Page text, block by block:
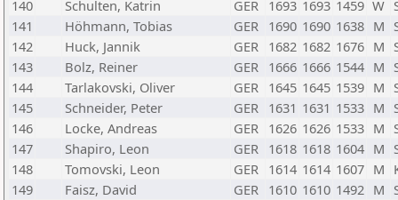
140
Schulten, Katrin GER 1693 1693 1459 W
141
Höhmann, Tobias GER 1690 1690 1638 M
142
Huck, Jannik GER 1682 1682 1676 M
143
Bolz, Reiner GER 1666 1666 1544 M
144
Tarlakovski, Oliver GER 1645 1645 1539 M
145
Schneider, Peter GER 1631 1631 1533 M
146
Locke, Andreas GER 1626 1626 1533 M
147
Shapiro, Leon GER 1618 1618 1604 M
148
Tomovski, Leon GER 1614 1614 1607 M
149
Faisz, David GER 1610 1610 1492 M